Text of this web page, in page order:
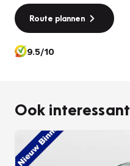
Route plannen
9.5/10
Ook interessant